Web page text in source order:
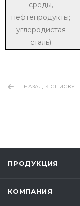
среды,
нефтепродукты;
углеродистая
сталь)
НАЗАД К СПИСКУ
ПРОДУКЦИЯ
КОМПАНИЯ